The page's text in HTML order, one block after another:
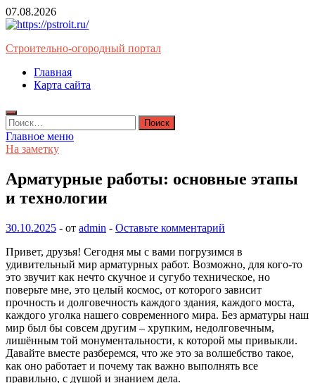
Перейти
к
07.08.2026
Строительно-огородный портал
Главная
Карта сайта
Найти:
Главное меню
На заметку
Арматурные работы: основные этапы
и технологии
30.10.2025 - от admin - Оставьте комментарий
Привет, друзья! Сегодня мы с вами погрузимся в
удивительный мир арматурных работ. Возможно, для кого-то
это звучит как нечто скучное и сугубо техническое, но
поверьте мне, это целый космос, от которого зависит
прочность и долговечность каждого здания, каждого моста,
каждого уголка нашего современного мира. Без арматуры наш
мир был бы совсем другим – хрупким, недолговечным,
лишённым той монументальности, к которой мы привыкли.
Давайте вместе разберемся, что же это за волшебство такое,
как оно работает и почему так важно выполнять все
правильно, с душой и знанием дела.